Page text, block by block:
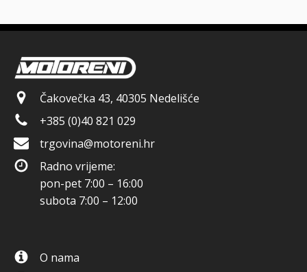
Čakovečka 43, 40305 Nedelišće
+385 (0)40 821 029
trgovina@motoreni.hr
Radno vrijeme:
pon-pet 7:00 – 16:00
subota 7:00 – 12:00
O nama